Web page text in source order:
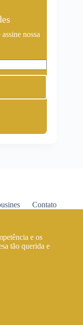
nossa
Contato
e os
tão querida e